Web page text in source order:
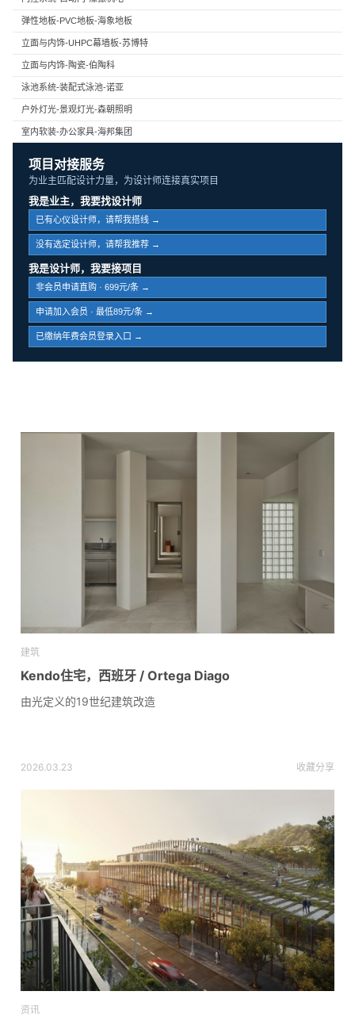
弹性地板-PVC地板-海象地板
立面与内饰-UHPC幕墙板-苏博特
立面与内饰-陶瓷-伯陶科
泳池系统-装配式泳池-诺亚
户外灯光-景观灯光-森朝照明
室内软装-办公家具-海邦集团
项目对接服务
为业主匹配设计力量，为设计师连接真实项目
我是业主，我要找设计师
已有心仪设计师，请帮我搭线 →
没有选定设计师，请帮我推荐 →
我是设计师，我要接项目
非会员申请直购 · 699元/条 →
申请加入会员 · 最低89元/条 →
已缴纳年费会员登录入口 →
建筑
Kendo住宅，西班牙 / Ortega Diago
由光定义的19世纪建筑改造
2026.03.23 收藏分享
资讯